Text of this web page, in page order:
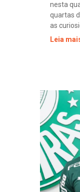
nesta
quartas
as
Leia